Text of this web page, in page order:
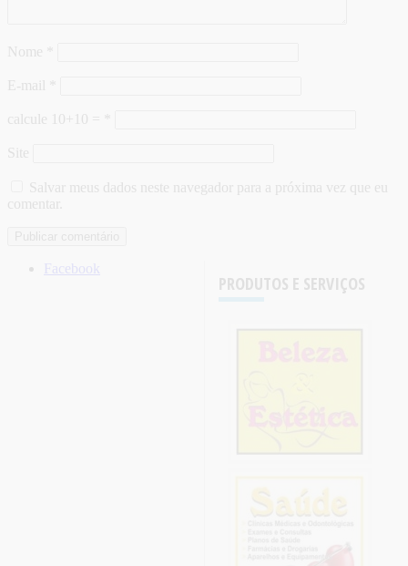
Nome
E-mail
calcule 10+10 =
Site
Salvar meus dados neste navegador para a próxima vez que eu
comentar.
PRODUTOS E SERVIÇOS
Facebook